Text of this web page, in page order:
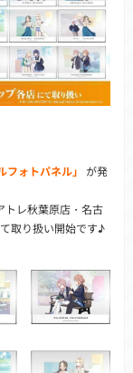
フォトパネル」
が発
トレ秋葉原店・名古
取り扱い開始です♪